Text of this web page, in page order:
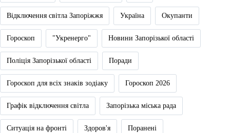
Відключення світла Запоріжжя Україна Окупанти
Гороскоп "Укренерго" Новини Запорізької області
Поліція Запорізької області Поради
Гороскоп для всіх знаків зодіаку Гороскоп 2026
Графік відключення світла Запорізька міська рада
Ситуація на фронті Здоров'я Поранені